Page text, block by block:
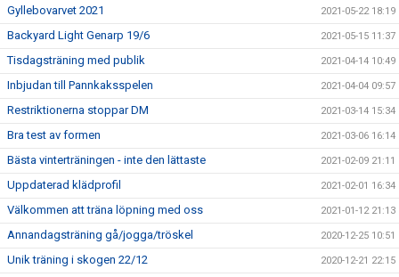
Gyllebovarvet 2021 2021-05-22 18:19
Backyard Light Genarp 19/6 2021-05-15 11:37
Tisdagsträning med publik 2021-04-14 10:49
Inbjudan till Pannkaksspelen 2021-04-04 09:57
Restriktionerna stoppar DM 2021-03-14 15:34
Bra test av formen 2021-03-06 16:14
Bästa vinterträningen - inte den lättaste 2021-02-09 21:11
Uppdaterad klädprofil 2021-02-01 16:34
Välkommen att träna löpning med oss 2021-01-12 21:13
Annandagsträning gå/jogga/tröskel 2020-12-25 10:51
Unik träning i skogen 22/12 2020-12-21 22:15